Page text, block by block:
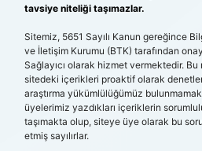
tavsiye niteliği taşımazlar.
Sitemiz, 5651 Sayılı Kanun gereğince
ve İletişim Kurumu (BTK) tarafından
Sağlayıcı olarak hizmet vermektedir. Bu
sitedeki içerikleri proaktif olarak
araştırma yükümlülüğümüz
üyelerimiz yazdıkları içeriklerin
taşımakta olup, siteye üye olarak bu
etmiş sayılırlar.